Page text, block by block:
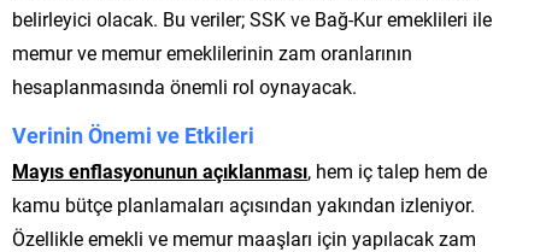
belirleyici olacak. Bu veriler; SSK ve Bağ-Kur emeklileri ile
memur ve memur emeklilerinin zam oranlarının
hesaplanmasında önemli rol oynayacak.
Verinin Önemi ve Etkileri
Mayıs enflasyonunun açıklanması, hem iç talep hem de
kamu bütçe planlamaları açısından yakından izleniyor.
Özellikle emekli ve memur maaşları için yapılacak zam